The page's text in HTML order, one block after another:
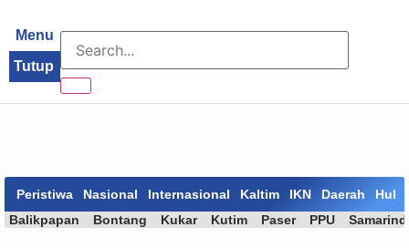
Menu
Tutup
Peristiwa Nasional Internasional Kaltim IKN Daerah
Balikpapan
Bontang Kukar Kutim Paser PPU